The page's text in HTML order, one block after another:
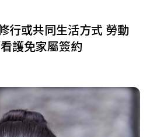
行或共同生活方式 勞動
護免家屬簽約